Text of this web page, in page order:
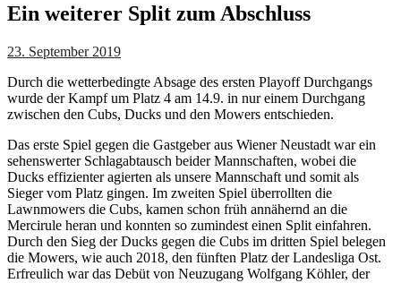
Ein weiterer Split zum Abschluss
23. September 2019
Durch die wetterbedingte Absage des ersten Playoff Durchgangs
wurde der Kampf um Platz 4 am 14.9. in nur einem Durchgang
zwischen den Cubs, Ducks und den Mowers entschieden.
Das erste Spiel gegen die Gastgeber aus Wiener Neustadt war ein
sehenswerter Schlagabtausch beider Mannschaften, wobei die
Ducks effizienter agierten als unsere Mannschaft und somit als
Sieger vom Platz gingen. Im zweiten Spiel überrollten die
Lawnmowers die Cubs, kamen schon früh annähernd an die
Mercirule heran und konnten so zumindest einen Split einfahren.
Durch den Sieg der Ducks gegen die Cubs im dritten Spiel belegen
die Mowers, wie auch 2018, den fünften Platz der Landesliga Ost.
Erfreulich war das Debüt von Neuzugang Wolfgang Köhler, der